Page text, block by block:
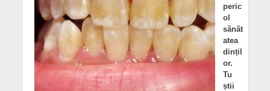
peric
ol
sănăt
atea
dințil
or.
Tu
știi